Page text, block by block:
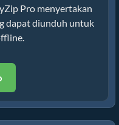
Pro menyertakan
dapat diunduh untuk